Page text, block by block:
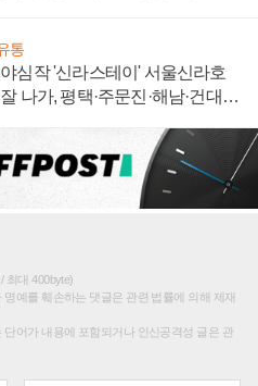
통
심작 '신라스테이' 서울신라호
나가, 평택·주문진·해남·건대로
최대 400byte)
예를 훼손하는 댓글은 관련 법률에 의해 제재
어가 내용에 포함되거나 인신공격성 글은 관